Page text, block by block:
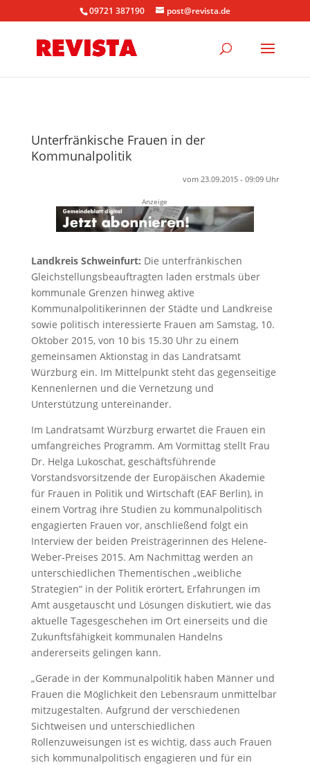
09721 387190 post@revista.de
Unterfränkische Frauen in der
Kommunalpolitik
vom 23.09.2015 - 09:09 Uhr
Anzeige
Landkreis Schweinfurt: Die unterfränkischen
Gleichstellungsbeauftragten laden erstmals über
kommunale Grenzen hinweg aktive
Kommunalpolitikerinnen der Städte und Landkreise
sowie politisch interessierte Frauen am Samstag, 10.
Oktober 2015, von 10 bis 15.30 Uhr zu einem
gemeinsamen Aktionstag in das Landratsamt
Würzburg ein. Im Mittelpunkt steht das gegenseitige
Kennenlernen und die Vernetzung und
Unterstützung untereinander.
Im Landratsamt Würzburg erwartet die Frauen ein
umfangreiches Programm. Am Vormittag stellt Frau
Dr. Helga Lukoschat, geschäftsführende
Vorstandsvorsitzende der Europäischen Akademie
für Frauen in Politik und Wirtschaft (EAF Berlin), in
einem Vortrag ihre Studien zu kommunalpolitisch
engagierten Frauen vor, anschließend folgt ein
Interview der beiden Preisträgerinnen des Helene-
Weber-Preises 2015. Am Nachmittag werden an
unterschiedlichen Thementischen „weibliche
Strategien“ in der Politik erörtert, Erfahrungen im
Amt ausgetauscht und Lösungen diskutiert, wie das
aktuelle Tagesgeschehen im Ort einerseits und die
Zukunftsfähigkeit kommunalen Handelns
andererseits gelingen kann.
„Gerade in der Kommunalpolitik haben Männer und
Frauen die Möglichkeit den Lebensraum unmittelbar
mitzugestalten. Aufgrund der verschiedenen
Sichtweisen und unterschiedlichen
Rollenzuweisungen ist es wichtig, dass auch Frauen
sich kommunalpolitisch engagieren und für ein